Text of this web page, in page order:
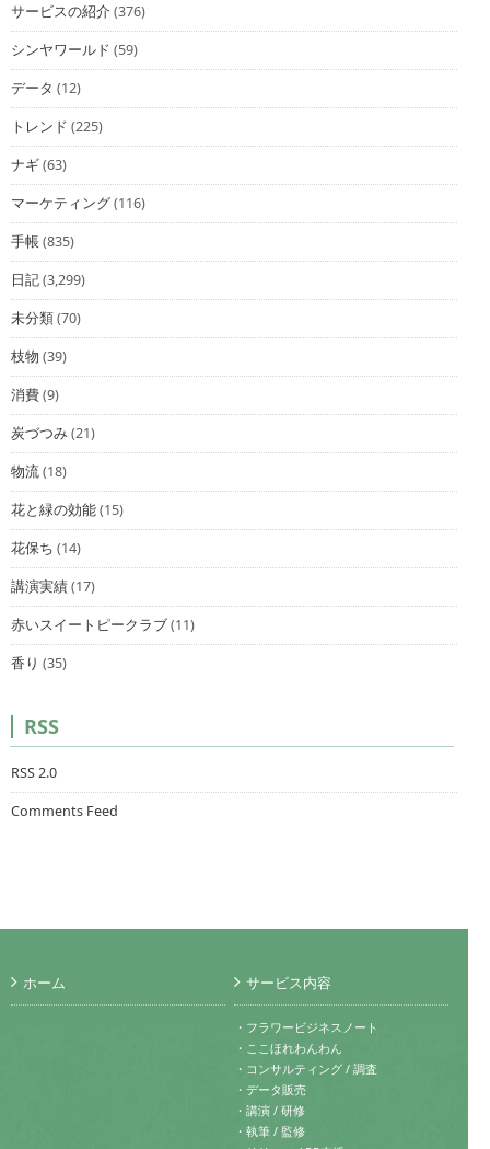
サービスの紹介(376)
シンヤワールド (59)
データ (12)
トレンド (225)
ナギ(63)
マーケティング(116)
手帳(835)
日記(3,299)
未分類(70)
枝物 (39)
消費(9)
炭づつみ(21)
物流(18)
花と緑の効能(15)
花保ち (14)
講演実績(17)
赤いスイートピークラブ(11)
香り (35)
RSS
RSS 2.0
Comments Feed
ホーム サービス内容
・フラワービジネスノート
・ここほれわんわん
・コンサルティング / 調査
・データ販売
・講演 / 研修
・執筆 / 監修